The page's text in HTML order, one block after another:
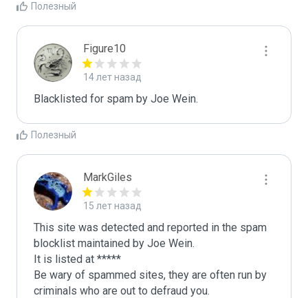
Полезный
Figure10
14 лет назад
Blacklisted for spam by Joe Wein.
Полезный
MarkGiles
15 лет назад
This site was detected and reported in the spam
blocklist maintained by Joe Wein.
It is listed at *****
Be wary of spammed sites, they are often run by
criminals who are out to defraud you.